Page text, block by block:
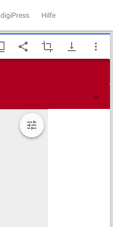
digiPress Hilfe